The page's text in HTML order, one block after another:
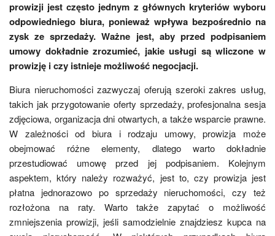
prowizji jest często jednym z głównych kryteriów wyboru
odpowiedniego biura, ponieważ wpływa bezpośrednio na
zysk ze sprzedaży. Ważne jest, aby przed podpisaniem
umowy dokładnie zrozumieć, jakie usługi są wliczone w
prowizję i czy istnieje możliwość negocjacji.
Biura nieruchomości zazwyczaj oferują szeroki zakres usług,
takich jak przygotowanie oferty sprzedaży, profesjonalna sesja
zdjęciowa, organizacja dni otwartych, a także wsparcie prawne.
W zależności od biura i rodzaju umowy, prowizja może
obejmować różne elementy, dlatego warto dokładnie
przestudiować umowę przed jej podpisaniem. Kolejnym
aspektem, który należy rozważyć, jest to, czy prowizja jest
płatna jednorazowo po sprzedaży nieruchomości, czy też
rozłożona na raty. Warto także zapytać o możliwość
zmniejszenia prowizji, jeśli samodzielnie znajdziesz kupca na